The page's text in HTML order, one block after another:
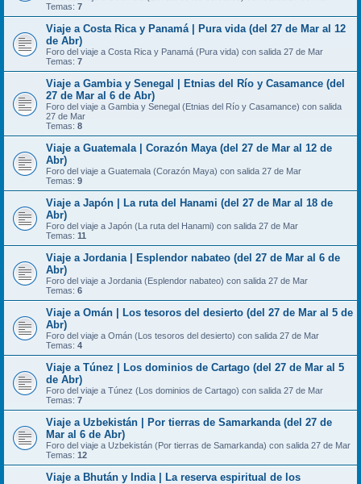
Temas: 7
Viaje a Costa Rica y Panamá | Pura vida (del 27 de Mar al 12
de Abr)
Foro del viaje a Costa Rica y Panamá (Pura vida) con salida 27 de Mar
Temas: 7
Viaje a Gambia y Senegal | Etnias del Río y Casamance (del
27 de Mar al 6 de Abr)
Foro del viaje a Gambia y Senegal (Etnias del Río y Casamance) con salida
27 de Mar
Temas: 8
Viaje a Guatemala | Corazón Maya (del 27 de Mar al 12 de
Abr)
Foro del viaje a Guatemala (Corazón Maya) con salida 27 de Mar
Temas: 9
Viaje a Japón | La ruta del Hanami (del 27 de Mar al 18 de
Abr)
Foro del viaje a Japón (La ruta del Hanami) con salida 27 de Mar
Temas: 11
Viaje a Jordania | Esplendor nabateo (del 27 de Mar al 6 de
Abr)
Foro del viaje a Jordania (Esplendor nabateo) con salida 27 de Mar
Temas: 6
Viaje a Omán | Los tesoros del desierto (del 27 de Mar al 5 de
Abr)
Foro del viaje a Omán (Los tesoros del desierto) con salida 27 de Mar
Temas: 4
Viaje a Túnez | Los dominios de Cartago (del 27 de Mar al 5
de Abr)
Foro del viaje a Túnez (Los dominios de Cartago) con salida 27 de Mar
Temas: 7
Viaje a Uzbekistán | Por tierras de Samarkanda (del 27 de
Mar al 6 de Abr)
Foro del viaje a Uzbekistán (Por tierras de Samarkanda) con salida 27 de Mar
Temas: 12
Viaje a Bhután y India | La reserva espiritual de los